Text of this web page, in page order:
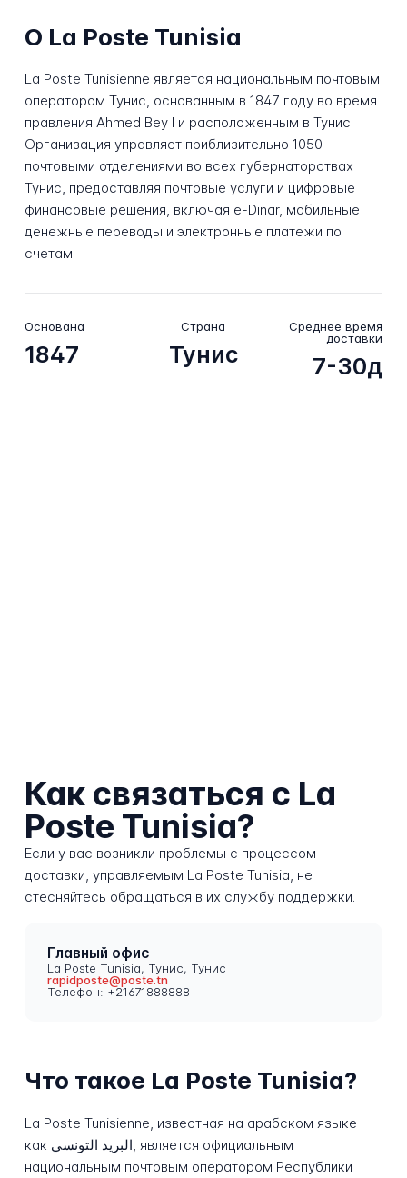
О La Poste Tunisia
La Poste Tunisienne является национальным почтовым
оператором Тунис, основанным в 1847 году во время
правления Ahmed Bey I и расположенным в Тунис.
Организация управляет приблизительно 1050
почтовыми отделениями во всех губернаторствах
Тунис, предоставляя почтовые услуги и цифровые
финансовые решения, включая e-Dinar, мобильные
денежные переводы и электронные платежи по
счетам.
Основана
1847
Страна
Тунис
Среднее время
доставки
7-30д
Как связаться с La
Poste Tunisia?
Если у вас возникли проблемы с процессом
доставки, управляемым La Poste Tunisia, не
стесняйтесь обращаться в их службу поддержки.
Главный офис
La Poste Tunisia, Тунис, Тунис
rapidposte@poste.tn
Телефон: +21671888888
Что такое La Poste Tunisia?
La Poste Tunisienne, известная на арабском языке
как البريد التونسي, является официальным
национальным почтовым оператором Республики